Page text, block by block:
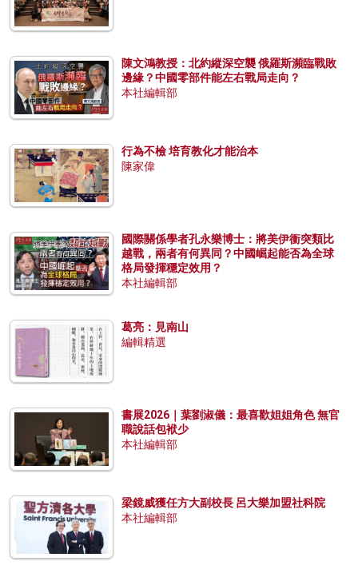
陳文鴻教授：北約縱深空襲 俄羅斯瀕臨戰敗
邊緣？中國零部件能左右戰局走向？
本社編輯部
行為不檢 培育教化才能治本
陳家偉
國際關係學者孔永樂博士：將美伊衝突類比
越戰，兩者有何異同？中國崛起能否為全球
格局發揮穩定效用？
本社編輯部
葛亮：見南山
編輯精選
書展2026｜葉劉淑儀：最喜歡姐姐角色 無官
職說話包袱少
本社編輯部
梁鏡威獲任方大副校長 呂大樂加盟社科院
本社編輯部